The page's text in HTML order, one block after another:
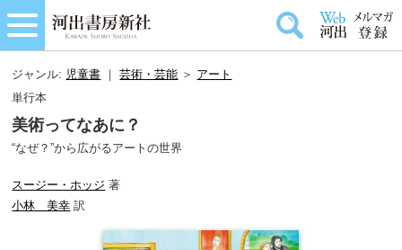
ジャンル: 児童書 ｜芸術・芸能 ＞ アート
単行本
美術ってなあに？
“なぜ？”から広がるアートの世界
スージー・ホッジ 著
小林 美幸 訳